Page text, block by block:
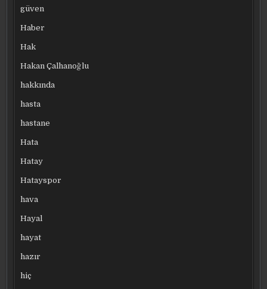
güven
Haber
Hak
Hakan Çalhanoğlu
hakkında
hasta
hastane
Hata
Hatay
Hatayspor
hava
Hayal
hayat
hazır
hiç